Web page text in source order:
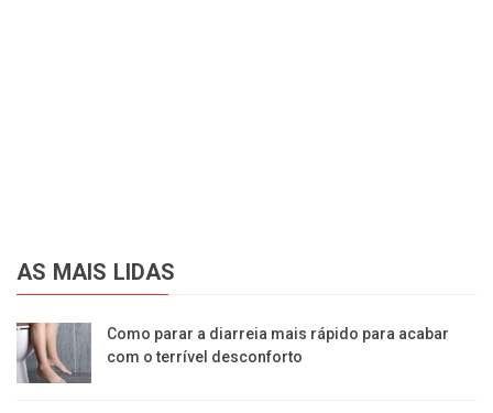
AS MAIS LIDAS
Como parar a diarreia mais rápido para acabar
com o terrível desconforto